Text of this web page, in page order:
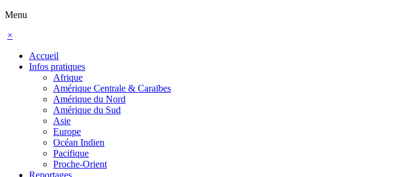
Menu
×
Accueil
Infos pratiques
Afrique
Amérique Centrale & Caraïbes
Amérique du Nord
Amérique du Sud
Asie
Europe
Océan Indien
Pacifique
Proche-Orient
Reportages